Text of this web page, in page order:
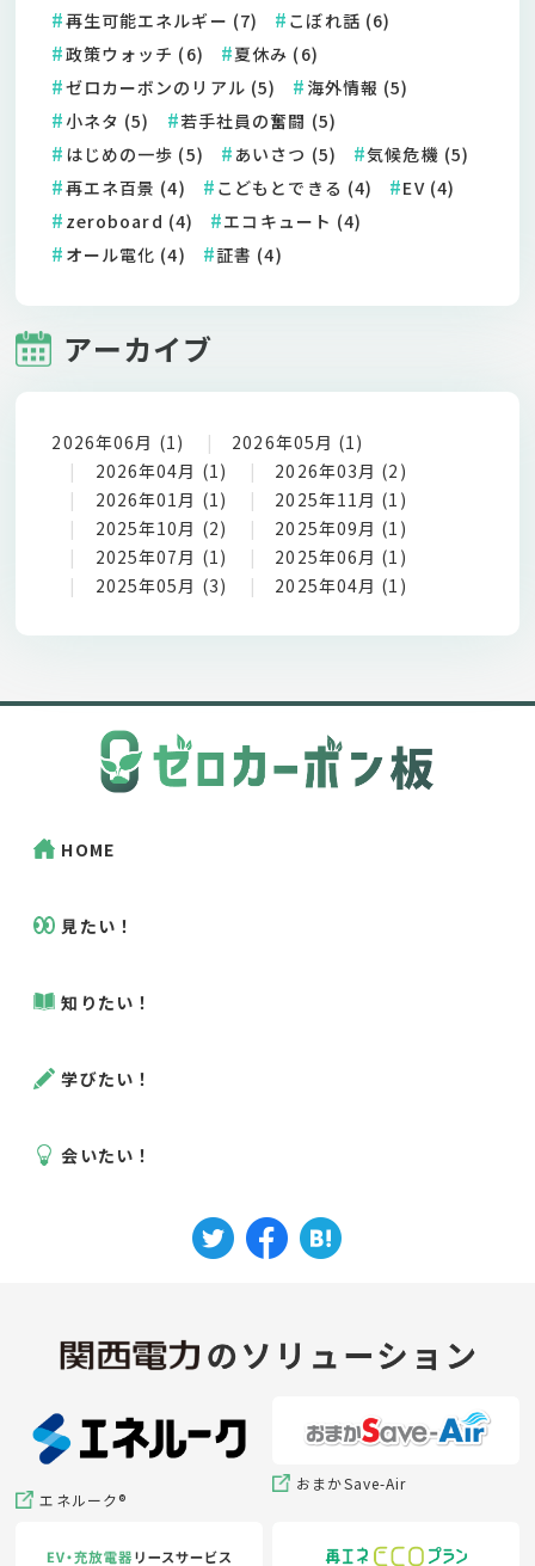
再生可能エネルギー (7)
こぼれ話 (6)
政策ウォッチ (6)
夏休み (6)
ゼロカーボンのリアル (5)
海外情報 (5)
小ネタ (5)
若手社員の奮闘 (5)
はじめの一歩 (5)
あいさつ (5)
気候危機 (5)
再エネ百景 (4)
こどもとできる (4)
EV (4)
zeroboard (4)
エコキュート (4)
オール電化 (4)
証書 (4)
アーカイブ
2026年06月 (1)
2026年05月 (1)
2026年04月 (1)
2026年03月 (2)
2026年01月 (1)
2025年11月 (1)
2025年10月 (2)
2025年09月 (1)
2025年07月 (1)
2025年06月 (1)
2025年05月 (3)
2025年04月 (1)
HOME
見たい！
知りたい！
学びたい！
会いたい！
エネルーク®
おまかSave-Air